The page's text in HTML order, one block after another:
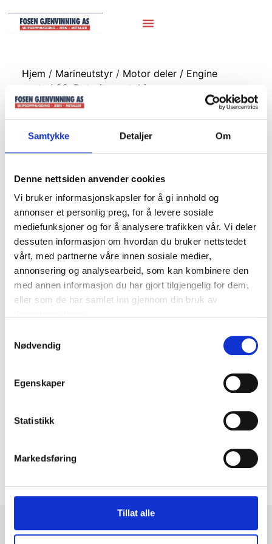
Samtykke Detaljer Om
Denne nettsiden anvender cookies
Vi bruker informasjonskapsler for å gi innhold og
annonser et personlig preg, for å levere sosiale
mediefunksjoner og for å analysere trafikken vår. Vi deler
dessuten informasjon om hvordan du bruker nettstedet
vårt, med partnerne våre innen sosiale medier,
annonsering og analysearbeid, som kan kombinere den
med annen informasjon du har gjort tilgjengelig for dem,
eller som de har samlet inn gjennom din bruk av
Nødvendig
Egenskaper
Statistikk
Markedsføring
Tillat alle
Hjem / Marineutstyr/ Motor deler / Engine
parts
/ 03. Detroit svartabjørn
03. Detroit
svartabjørn
+47 72 53 44 30